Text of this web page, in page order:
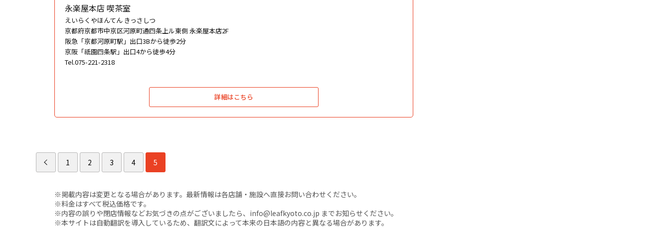
永楽屋本店 喫茶室
えいらくやほんてん きっさしつ
京都府京都市中京区河原町通四条上ル東側 永楽屋本店2F
阪急「京都河原町駅」出口3Bから徒歩2分
京阪「祇園四条駅」出口4から徒歩4分
Tel.075-221-2318
詳細はこちら
1 2 3 4 5
※掲載内容は変更となる場合があります。最新情報は各店舗・施設へ直接お問い合わせください。
※料金はすべて税込価格です。
※内容の誤りや閉店情報などお気づきの点がございましたら、info@leafkyoto.co.jp までお知らせください。
※本サイトは自動翻訳を導入しているため、翻訳文によって本来の日本語の内容と異なる場合があります。